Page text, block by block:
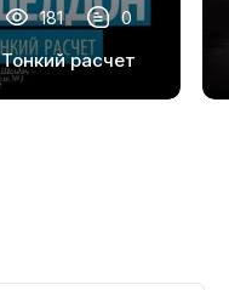
181 0
Тонкий расчет